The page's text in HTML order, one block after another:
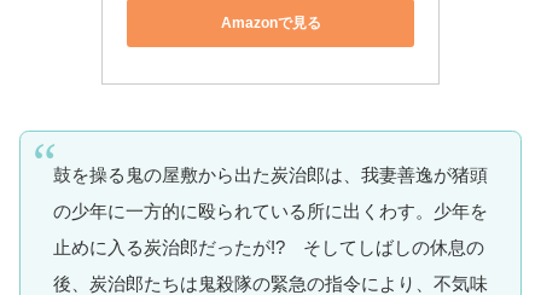
Amazonで見る
鼓を操る鬼の屋敷から出た炭治郎は、我妻善逸が猪頭
の少年に一方的に殴られている所に出くわす。少年を
止めに入る炭治郎だったが!? そしてしばしの休息の
後、炭治郎たちは鬼殺隊の緊急の指令により、不気味